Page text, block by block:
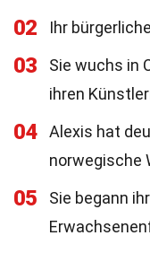
02 Ihr
03
Sie wuchs in
ihren
04
Alexis hat
norwegische
05
Sie begann